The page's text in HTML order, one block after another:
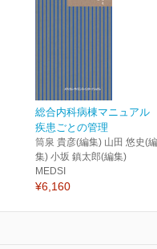
総合内科病棟マニュアル
疾患ごとの管理
筒泉 貴彦(編集) 山田 悠史(編
集) 小坂 鎮太郎(編集)
MEDSI
¥6,160